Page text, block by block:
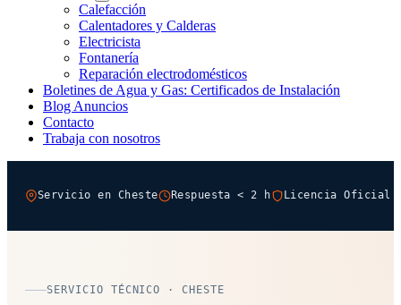
Calefacción
Calentadores y Calderas
Electricista
Fontanería
Reparación electrodomésticos
Boletines de Agua y Gas: Certificados de Instalación
Blog Anuncios
Contacto
Trabaja con nosotros
Servicio en Cheste Respuesta < 2 h Licencia Oficial
SERVICIO TÉCNICO · CHESTE